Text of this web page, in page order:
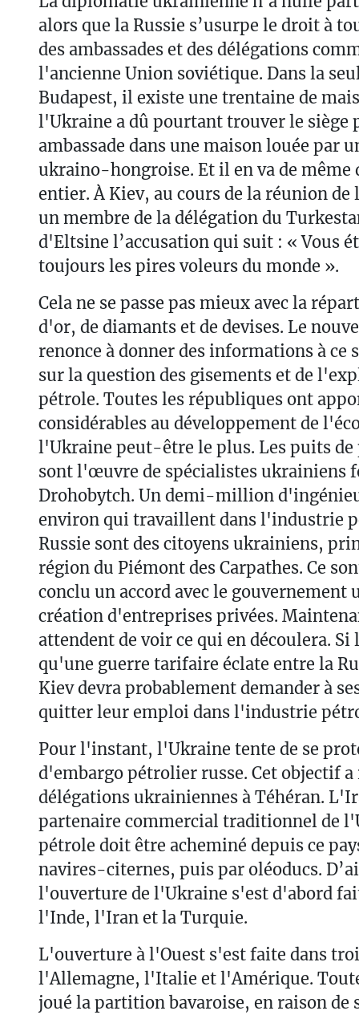
alors que la Russie s’usurpe le droit à
des ambassades et des délégations
l'ancienne Union soviétique. Dans la
Budapest, il existe une trentaine de
l'Ukraine a dû pourtant trouver le siège
ambassade dans une maison louée par
ukraino-hongroise. Et il en va de même
entier. À Kiev, au cours de la réunion de
un membre de la délégation du
d'Eltsine l’accusation qui suit : « Vous
toujours les pires voleurs du monde ».
Cela ne se passe pas mieux avec la
d'or, de diamants et de devises. Le
renonce à donner des informations à ce
sur la question des gisements et de
pétrole. Toutes les républiques ont
considérables au développement de
l'Ukraine peut-être le plus. Les puits de
sont l'œuvre de spécialistes ukrainiens
Drohobytch. Un demi-million
environ qui travaillent dans l'industrie
Russie sont des citoyens ukrainiens,
région du Piémont des Carpathes. Ce
conclu un accord avec le gouvernement
création d'entreprises privées.
attendent de voir ce qui en découlera. Si
qu'une guerre tarifaire éclate entre la
Kiev devra probablement demander à
quitter leur emploi dans l'industrie
Pour l'instant, l'Ukraine tente de se
d'embargo pétrolier russe. Cet objectif
délégations ukrainiennes à Téhéran.
partenaire commercial traditionnel de
pétrole doit être acheminé depuis ce
navires-citernes, puis par oléoducs.
l'ouverture de l'Ukraine s'est d'abord
l'Inde, l'Iran et la Turquie.
L'ouverture à l'Ouest s'est faite dans
l'Allemagne, l'Italie et l'Amérique.
joué la partition bavaroise, en raison de